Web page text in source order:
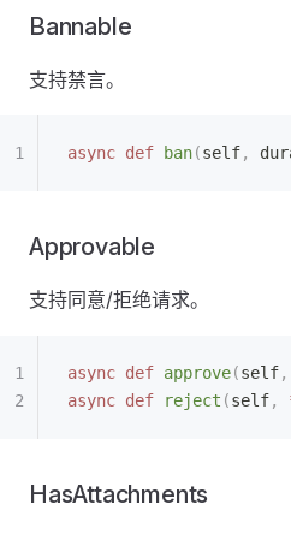
Bannable
支持禁言。
async def ban(self,
Approvable
支持同意/拒绝请求。
async def approve(self,
async def reject (self,
HasAttachments